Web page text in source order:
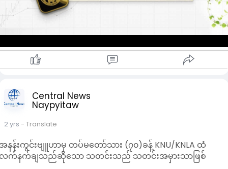
Price
၆ ပဲရည် ၁ကျပ်သား - MMK 6,680,000
အထက်ပါဈေးနှုန်းများမှာ အချိန်နှင့်တပြေးညီပြောင်းလဲနိုင်
ါသည်။***
Central News
Naypyitaw
2 yrs - Translate
နန်းကွင်းဗျူဟာမှ တပ်မတော်သား (၇၀)ခန့် KNU/KNLA ထံ
က်နက်ချသည်ဆိုသော သတင်းသည် သတင်းအမှားသာဖြစ်